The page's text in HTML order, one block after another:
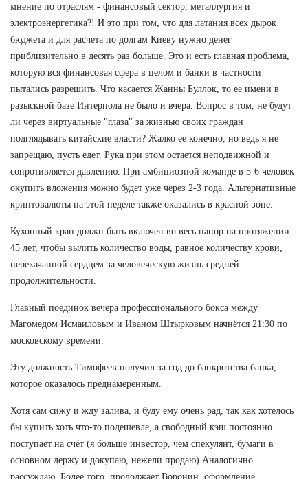
мнение по отраслям - финансовый сектор, металлургия и
электроэнергетика?! И это при том, что для латания всех дырок
бюджета и для расчета по долгам Киеву нужно денег
приблизительно в десять раз больше. Это и есть главная проблема,
которую вся финансовая сфера в целом и банки в частности
пытались разрешить. Что касается Жанны Буллок, то ее имени в
разыскной базе Интерпола не было и вчера. Вопрос в том, не будут
ли через виртуальные "глаза" за жизнью своих граждан
подглядывать китайские власти? Жалко ее конечно, но ведь я не
запрещаю, пусть едет. Рука при этом остается неподвижной и
сопротивляется давлению. При амбициозной команде в 5-6 человек
окупить вложения можно будет уже через 2-3 года. Альтернативные
криптовалюты на этой неделе также оказались в красной зоне.
Кухонный кран должн быть включен во весь напор на протяжении
45 лет, чтобы вылить количество воды, равное количеству крови,
перекачанной сердцем за человеческую жизнь средней
продолжительности.
Главный поединок вечера профессионального бокса между
Магомедом Исмаиловым и Иваном Штырковым начнётся 21:30 по
московскому времени.
Эту должность Тимофеев получил за год до банкротства банка,
которое оказалось преднамеренным.
Хотя сам сижу и жду залива, и буду ему очень рад, так как хотелось
бы купить хоть что-то подешевле, а свободный кэш постоянно
поступает на счёт (я больше инвестор, чем спекулянт, бумаги в
основном держу и докупаю, нежели продаю) Аналогично
рассуждаю. Более того, продолжает Воронин, оформление